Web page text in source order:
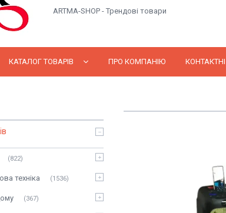
ARTMA-SHOP - Трендові товари
КАТАЛОГ ТОВАРІВ ПРО КОМПАНІЮ
822
техніка 1536
367